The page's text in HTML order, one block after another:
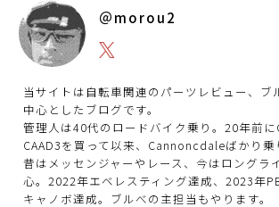
＠morou2
当サイトは自転車関連のパーツレビュー、ブ
中心としたブログです。
管理人は40代のロードバイク乗り。20年前
CAAD3を買って以来、Cannoncdaleばかり乗
昔はメッセンジャーやレース、今はロングラ
心。2022年エベレスティング達成、2023年
キャノボ達成。ブルべの主担当もやります。